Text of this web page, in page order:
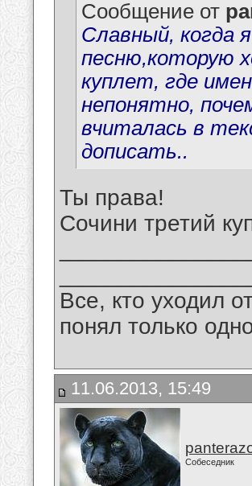
Сообщение от
Славный, когда
песню,которую
куплет, где
непонятно,
вчиталась в
дописать..
Ты права!
Сочини третий
Все, кто уходил
понял только
11.06.2013, 15:49
Собеседник